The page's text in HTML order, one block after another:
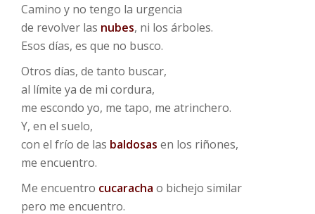
Camino y no tengo la urgencia
de revolver las nubes, ni los árboles.
Esos días, es que no busco.
Otros días, de tanto buscar,
al límite ya de mi cordura,
me escondo yo, me tapo, me atrinchero.
Y, en el suelo,
con el frío de las baldosas en los riñones,
me encuentro.
Me encuentro cucaracha o bichejo similar
pero me encuentro.